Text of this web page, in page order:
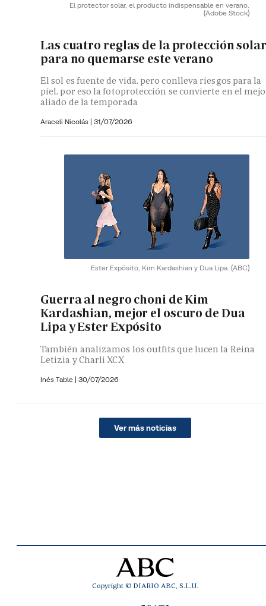
El protector solar, el producto indispensable en verano.
(Adobe Stock)
Las cuatro reglas de la protección solar
para no quemarse este verano
El sol es fuente de vida, pero conlleva riesgos para la
piel, por eso la fotoprotección se convierte en el
aliado de la temporada
Araceli Nicolás | 31/07/2026
Ester Expósito, Kim Kardashian y Dua Lipa. (ABC)
Guerra al negro choni de Kim
Kardashian, mejor el oscuro de Dua
Lipa y Ester Expósito
También analizamos los outfits que lucen la Reina
Letizia y Charli XCX
Inés Table | 30/07/2026
Ver más noticias
Copyright © DIARIO ABC, S.L.U.